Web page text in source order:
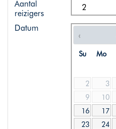
Aantal
reizigers
2
Datum
Su Mo
2
3
9
10
16
17
23
24